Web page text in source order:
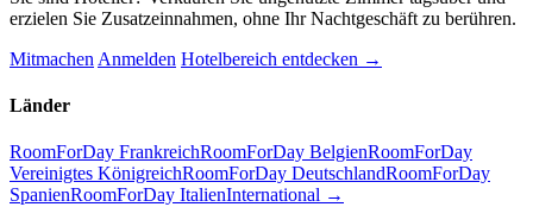
erzielen Sie Zusatzeinnahmen, ohne Ihr Nachtgeschäft zu berühren.
Mitmachen Anmelden Hotelbereich entdecken →
Länder
RoomForDay FrankreichRoomForDay BelgienRoomForDay
Vereinigtes KönigreichRoomForDay DeutschlandRoomForDay
SpanienRoomForDay ItalienInternational →